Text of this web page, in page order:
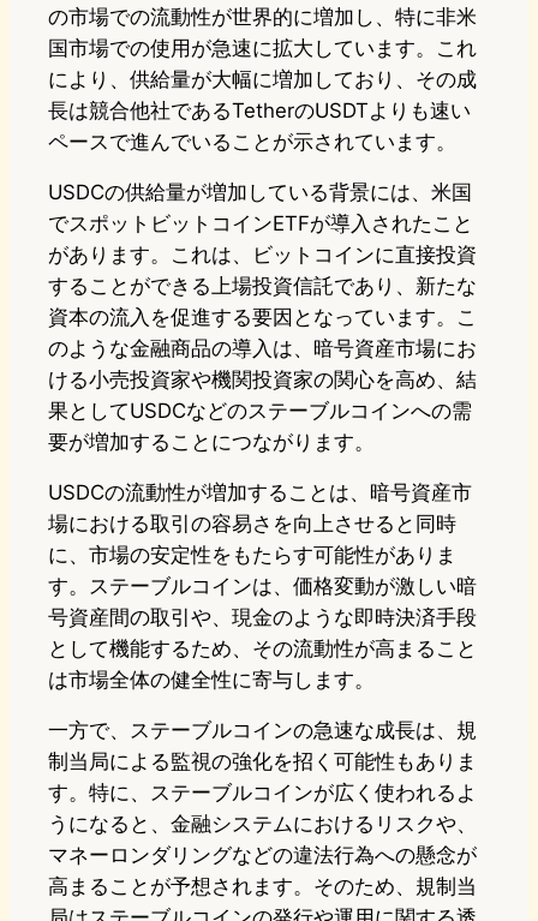
の市場での流動性が世界的に増加し、特に非米
国市場での使用が急速に拡大しています。これ
により、供給量が大幅に増加しており、その成
長は競合他社であるTetherのUSDTよりも速い
ペースで進んでいることが示されています。
USDCの供給量が増加している背景には、米国
でスポットビットコインETFが導入されたこと
があります。これは、ビットコインに直接投資
することができる上場投資信託であり、新たな
資本の流入を促進する要因となっています。こ
のような金融商品の導入は、暗号資産市場にお
ける小売投資家や機関投資家の関心を高め、結
果としてUSDCなどのステーブルコインへの需
要が増加することにつながります。
USDCの流動性が増加することは、暗号資産市
場における取引の容易さを向上させると同時
に、市場の安定性をもたらす可能性がありま
す。ステーブルコインは、価格変動が激しい暗
号資産間の取引や、現金のような即時決済手段
として機能するため、その流動性が高まること
は市場全体の健全性に寄与します。
一方で、ステーブルコインの急速な成長は、規
制当局による監視の強化を招く可能性もありま
す。特に、ステーブルコインが広く使われるよ
うになると、金融システムにおけるリスクや、
マネーロンダリングなどの違法行為への懸念が
高まることが予想されます。そのため、規制当